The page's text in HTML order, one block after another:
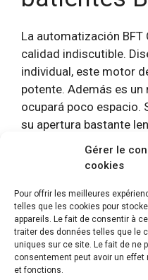
Gérer le
cookies
Pour offrir les meilleures
telles que les cookies pour
appareils. Le fait de consentir à
traiter des données telles que le
uniques sur ce site. Le fait de ne
consentement peut avoir un
et fonctions.
La automatización BFT
calidad indiscutible.
individual, este motor
potente. Además es
ocupará poco espacio.
su apertura bastante
Reseñas
Etiquetas
BFT,Motorización